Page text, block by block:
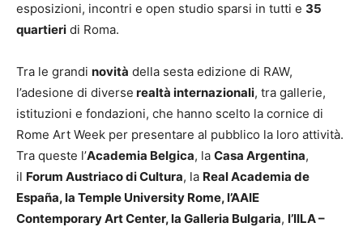
esposizioni, incontri e open studio sparsi in tutti e 35
quartieri di Roma.
Tra le grandi novità della sesta edizione di RAW,
l’adesione di diverse realtà internazionali, tra gallerie,
istituzioni e fondazioni, che hanno scelto la cornice di
Rome Art Week per presentare al pubblico la loro attività.
Tra queste l’Academia Belgica, la Casa Argentina,
il Forum Austriaco di Cultura, la Real Academia de
España, la Temple University Rome, l’AAIE
Contemporary Art Center, la Galleria Bulgaria, l’IILA –